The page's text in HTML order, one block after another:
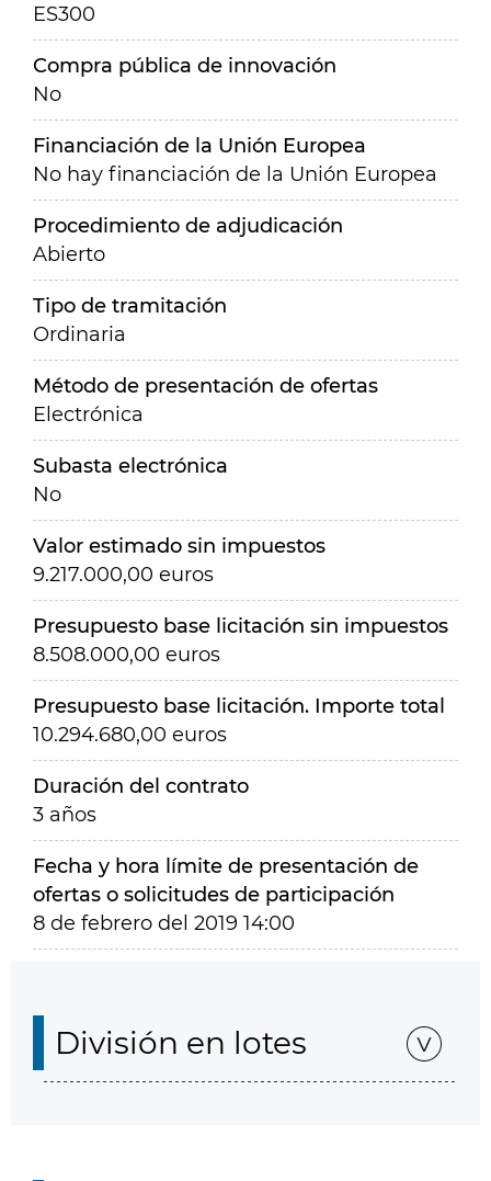
ES300
Compra pública de innovación
No
Financiación de la Unión Europea
No hay financiación de la Unión Europea
Procedimiento de adjudicación
Abierto
Tipo de tramitación
Ordinaria
Método de presentación de ofertas
Electrónica
Subasta electrónica
No
Valor estimado sin impuestos
9.217.000,00 euros
Presupuesto base licitación sin impuestos
8.508.000,00 euros
Presupuesto base licitación. Importe total
10.294.680,00 euros
Duración del contrato
3 años
Fecha y hora límite de presentación de
ofertas o solicitudes de participación
8 de febrero del 2019 14:00
División en lotes